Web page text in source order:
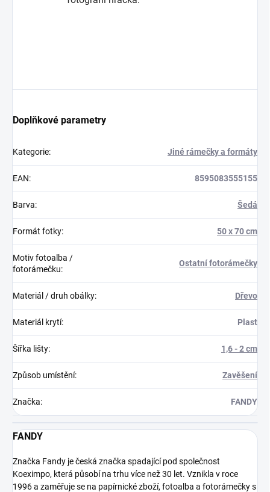
Doplňkové parametry
Kategorie: Jiné rámečky a formáty
EAN: 8595083555155
Barva: Šedá
Formát fotky: 50 x 70 cm
Motiv fotoalba /
fotorámečku:
Ostatní fotorámečky
Materiál / druh obálky: Dřevo
Materiál krytí: Plast
Šířka lišty: 1,6 - 2 cm
Způsob umístění: Zavěšení
Značka: FANDY
FANDY
Značka Fandy je česká značka spadající pod společnost
Koeximpo, která působí na trhu více než 30 let. Vznikla v roce
1996 a zaměřuje se na papírnické zboží, fotoalba a fotorámečky s